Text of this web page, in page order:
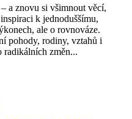
a znovu si všimnout věcí,
k jednoduššímu,
ale o rovnováze.
pohody, rodiny, vztahů i
radikálních změn...